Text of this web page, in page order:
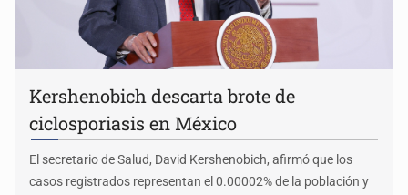
Kershenobich descarta brote de
ciclosporiasis en México
El secretario de Salud, David Kershenobich, afirmó que los
casos registrados representan el 0.00002% de la población y